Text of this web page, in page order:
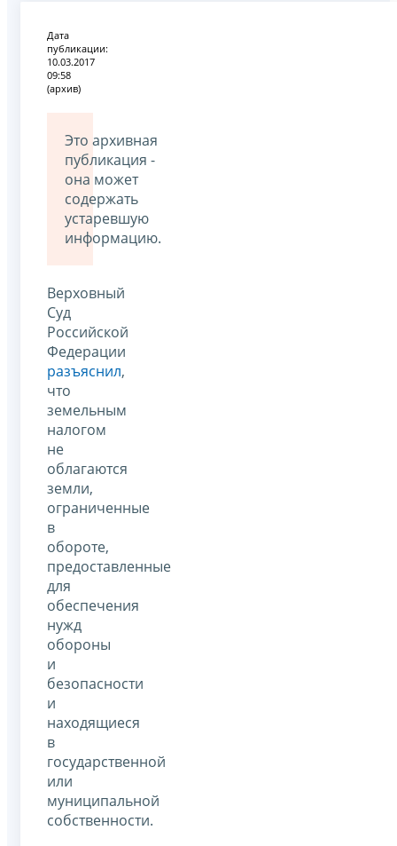
Дата
публикации:
10.03.2017
09:58
(архив)
Это архивная
публикация -
она может
содержать
устаревшую
информацию.
Верховный
Суд
Российской
Федерации
разъяснил,
что
земельным
налогом
не
облагаются
земли,
ограниченные
в
обороте,
предоставленные
для
обеспечения
нужд
обороны
и
безопасности
и
находящиеся
в
государственной
или
муниципальной
собственности.